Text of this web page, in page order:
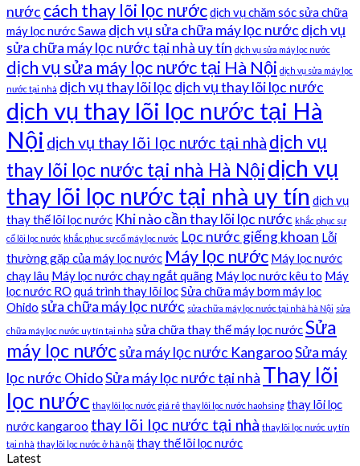
nước cách thay lõi lọc nướcdịch vụ chăm sóc sửa chữa
máy lọc nước Sawa dịch vụ sửa chữa máy lọc nước dịch vụ
sửa chữa máy lọc nước tại nhà uy tín dịch vụ sửa máy lọc nước
dịch vụ sửa máy lọc nước tại Hà Nội dịch vụ sửa máy lọc
nước tại nhà dịch vụ thay lõi lọc dịch vụ thay lõi lọc nước
dịch vụ thay lõi lọc nước tại Hà
Nội dịch vụ thay lõi lọc nước tại nhà dịch vụ
thay lõi lọc nước tại nhà Hà Nộidịch vụ
thay lõi lọc nước tại nhà uy tín dịch vụ
thay thế lõi lọc nước Khi nào cần thay lõi lọc nước khắc phục sự
cố lõi lọc nước khắc phục sự cố máy lọc nước Lọc nước giếng khoan Lỗi
thường gặp của máy lọc nước Máy lọc nước Máy lọc nước
chạy lâu Máy lọc nước chạy ngắt quãng Máy lọc nước kêu to Máy
lọc nước RO quá trình thay lõi lọcSửa chữa máy bơm máy lọc
Ohido sửa chữa máy lọc nước sửa chữa máy lọc nước tại nhà hà Nội sửa
chữa máy lọc nước uy tín tại nhà sửa chữa thay thế máy lọc nướcSửa
máy lọc nướcsửa máy lọc nước KangarooSửa máy
lọc nước OhidoSửa máy lọc nước tại nhà Thay lõi
lọc nước thay lõi lọc nước giá rẻ thay lõi lọc nước haohsing thay lõi lọc
nước kangaroo thay lõi lọc nước tại nhà thay lõi lọc nước uy tín
tại nhà thay lõi lọc nước ở hà nội thay thế lõi lọc nước
Latest